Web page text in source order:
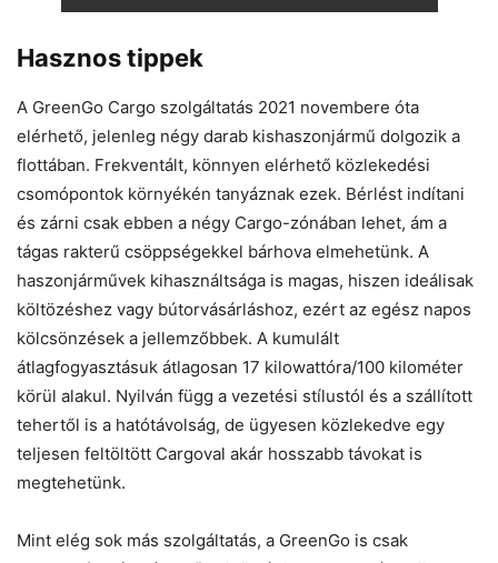
Hasznos tippek
A GreenGo Cargo szolgáltatás 2021 novembere óta
elérhető, jelenleg négy darab kishaszonjármű dolgozik a
flottában. Frekventált, könnyen elérhető közlekedési
csomópontok környékén tanyáznak ezek. Bérlést indítani
és zárni csak ebben a négy Cargo-zónában lehet, ám a
tágas rakterű csöppségekkel bárhova elmehetünk. A
haszonjárművek kihasználtsága is magas, hiszen ideálisak
költözéshez vagy bútorvásárláshoz, ezért az egész napos
kölcsönzések a jellemzőbbek. A kumulált
átlagfogyasztásuk átlagosan 17 kilowattóra/100 kilométer
körül alakul. Nyilván függ a vezetési stílustól és a szállított
tehertől is a hatótávolság, de ügyesen közlekedve egy
teljesen feltöltött Cargoval akár hosszabb távokat is
megtehetünk.
Mint elég sok más szolgáltatás, a GreenGo is csak